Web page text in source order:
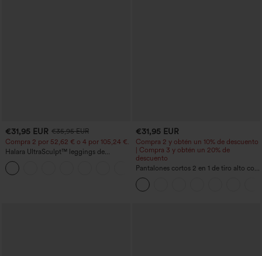
€31,95 EUR €35,95 EUR
Compra 2 por 52,62 € o 4 por 105,24 €.
Halara UltraSculpt™ leggings de
entrenamiento de cintura alta
moldeadores, con efecto levantamiento
de glúteos, control de abdomen y
+15
€31,95 EUR
Compra 2 y obtén un 10% de descuento
| Compra 3 y obtén un 20% de
descuento
Pantalones cortos 2 en 1 de tiro alto con
bolsillo interior y trasero